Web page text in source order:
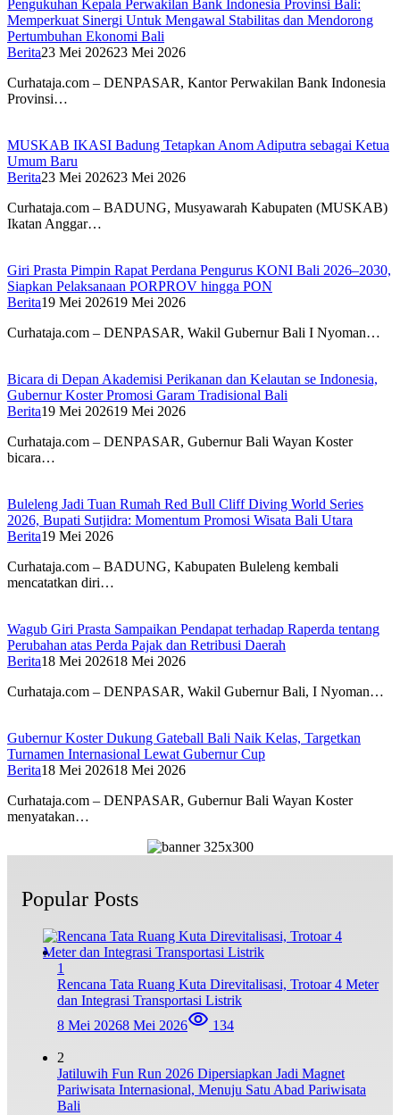
Pengukuhan Kepala Perwakilan Bank Indonesia Provinsi Bali:
Memperkuat Sinergi Untuk Mengawal Stabilitas dan Mendorong
Pertumbuhan Ekonomi Bali
Berita23 Mei 202623 Mei 2026
Curhataja.com – DENPASAR, Kantor Perwakilan Bank Indonesia
Provinsi…
MUSKAB IKASI Badung Tetapkan Anom Adiputra sebagai Ketua
Umum Baru
Berita23 Mei 202623 Mei 2026
Curhataja.com – BADUNG, Musyawarah Kabupaten (MUSKAB)
Ikatan Anggar…
Giri Prasta Pimpin Rapat Perdana Pengurus KONI Bali 2026–2030,
Siapkan Pelaksanaan PORPROV hingga PON
Berita19 Mei 202619 Mei 2026
Curhataja.com – DENPASAR, Wakil Gubernur Bali I Nyoman…
Bicara di Depan Akademisi Perikanan dan Kelautan se Indonesia,
Gubernur Koster Promosi Garam Tradisional Bali
Berita19 Mei 202619 Mei 2026
Curhataja.com – DENPASAR, Gubernur Bali Wayan Koster
bicara…
Buleleng Jadi Tuan Rumah Red Bull Cliff Diving World Series
2026, Bupati Sutjidra: Momentum Promosi Wisata Bali Utara
Berita19 Mei 2026
Curhataja.com – BADUNG, Kabupaten Buleleng kembali
mencatatkan diri…
Wagub Giri Prasta Sampaikan Pendapat terhadap Raperda tentang
Perubahan atas Perda Pajak dan Retribusi Daerah
Berita18 Mei 202618 Mei 2026
Curhataja.com – DENPASAR, Wakil Gubernur Bali, I Nyoman…
Gubernur Koster Dukung Gateball Bali Naik Kelas, Targetkan
Turnamen Internasional Lewat Gubernur Cup
Berita18 Mei 202618 Mei 2026
Curhataja.com – DENPASAR, Gubernur Bali Wayan Koster
menyatakan…
Popular Posts
1
Rencana Tata Ruang Kuta Direvitalisasi, Trotoar 4 Meter
dan Integrasi Transportasi Listrik
8 Mei 20268 Mei 2026 134
2
Jatiluwih Fun Run 2026 Dipersiapkan Jadi Magnet
Pariwisata Internasional, Menuju Satu Abad Pariwisata
Bali